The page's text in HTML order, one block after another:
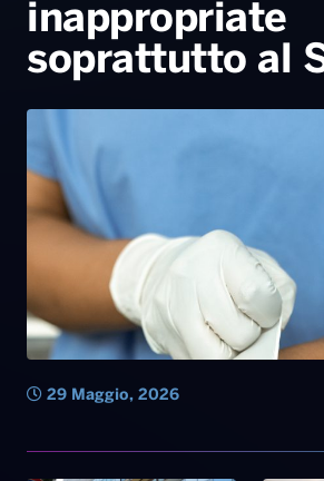
inappropriate
soprattutto al
29 Maggio, 2026